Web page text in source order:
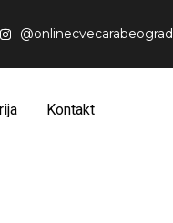
@onlinecvecarabeograd
Kontakt